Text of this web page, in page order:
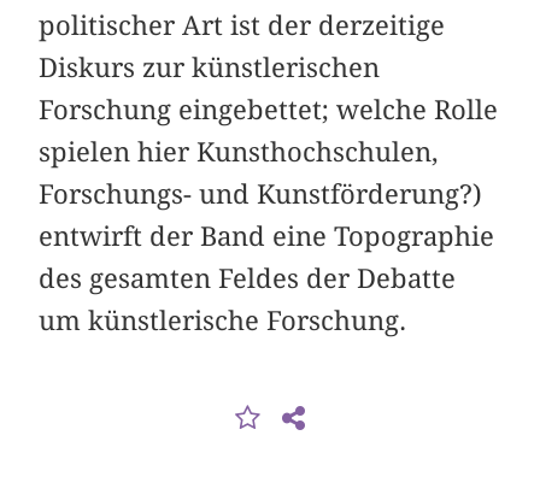
politischer Art ist der derzeitige
Diskurs zur künstlerischen
Forschung eingebettet; welche Rolle
spielen hier Kunsthochschulen,
Forschungs- und Kunstförderung?)
entwirft der Band eine Topographie
des gesamten Feldes der Debatte
um künstlerische Forschung.